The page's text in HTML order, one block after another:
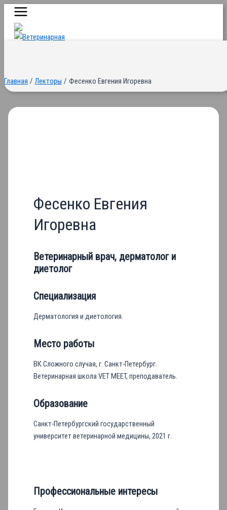
Перейти
содержимому
Main
Menu
Главная Лекторы Фесенко Евгения Игоревна
Фесенко Евгения
Игоревна
Ветеринарный врач, дерматолог и
диетолог
Специализация
Дерматология и диетология.
Место работы
ВК Сложного случая, г. Санкт-Петербург.
Ветеринарная школа VET MEET, преподаватель.
Образование
Санкт-Петербургский государственный
университет ветеринарной медицины, 2021 г.
Профессиональные интересы